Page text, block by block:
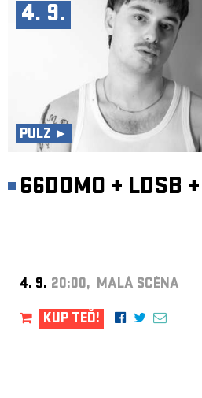
4. 9.
PULZ ►
66DOMO + LDSB +
4. 9. 20:00, MALÁ SCÉNA
KUP TEĎ!